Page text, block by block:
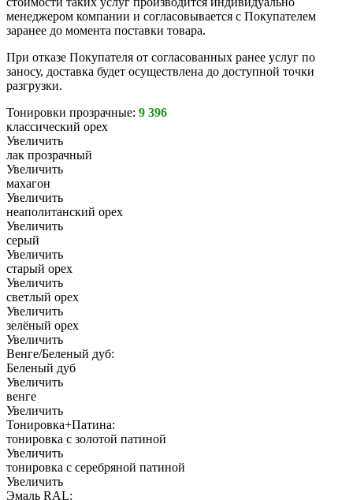
менеджером компании и согласовывается с Покупателем
заранее до момента поставки товара.
При отказе Покупателя от согласованных ранее услуг по
заносу, доставка будет осуществлена до доступной точки
разгрузки.
Тонировки прозрачные: 9 396
классический орех
Увеличить
лак прозрачный
Увеличить
махагон
Увеличить
неаполитанский орех
Увеличить
серый
Увеличить
старый орех
Увеличить
светлый орех
Увеличить
зелёный орех
Увеличить
Венге/Беленый дуб:
Беленый дуб
Увеличить
венге
Увеличить
Тонировка+Патина:
тонировка с золотой патиной
Увеличить
тонировка с серебряной патиной
Увеличить
Эмаль RAL: